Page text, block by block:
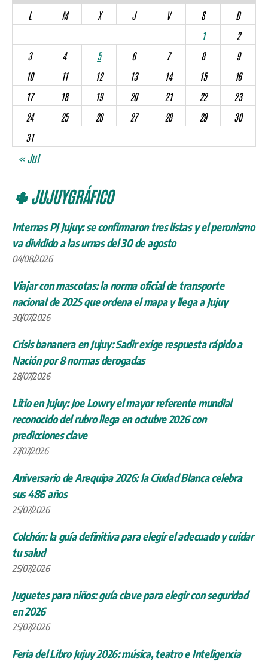
L
M X J V S
D
1
2
3
4 5 6 7 8
9
10
11 12 13 14 15
16
17
18 19 20 21 22
23
24
25 26 27 28 29
30
31
« Jul
🌵 JUJUYGRÁFICO
Internas PJ Jujuy: se confirmaron tres listas y el peronismo
va dividido a las urnas del 30 de agosto
04/08/2026
Viajar con mascotas: la norma oficial de transporte
nacional de 2025 que ordena el mapa y llega a Jujuy
30/07/2026
Crisis bananera en Jujuy: Sadir exige respuesta rápido a
Nación por 8 normas derogadas
28/07/2026
Litio en Jujuy: Joe Lowry el mayor referente mundial
reconocido del rubro llega en octubre 2026 con
predicciones clave
27/07/2026
Aniversario de Arequipa 2026: la Ciudad Blanca celebra
sus 486 años
25/07/2026
Colchón: la guía definitiva para elegir el adecuado y cuidar
tu salud
25/07/2026
Juguetes para niños: guía clave para elegir con seguridad
en 2026
25/07/2026
Feria del Libro Jujuy 2026: música, teatro e Inteligencia